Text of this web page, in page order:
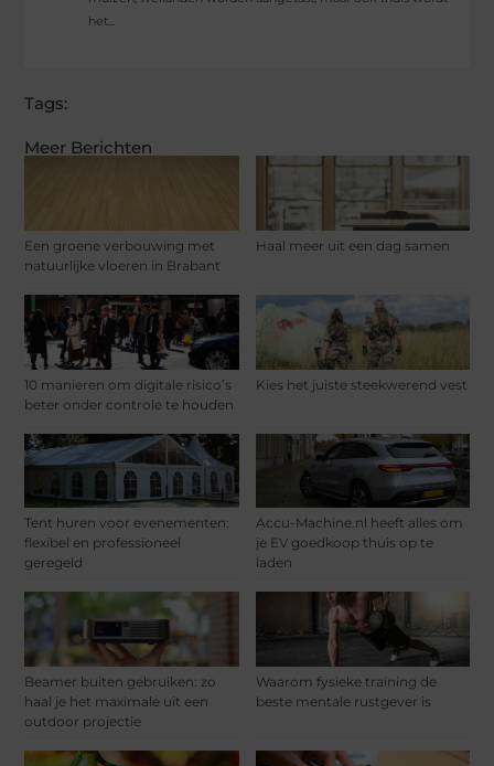
Meer Berichten
Een groene verbouwing met
natuurlijke vloeren in Brabant
Haal meer uit een dag samen
10 manieren om digitale risico’s
beter onder controle te houden
Kies het juiste steekwerend vest
Tent huren voor evenementen:
flexibel en professioneel
geregeld
Accu-Machine.nl heeft alles om
je EV goedkoop thuis op te
laden
Beamer buiten gebruiken: zo
haal je het maximale uit een
outdoor projectie
Waarom fysieke training de
beste mentale rustgever is
het...
Tags: